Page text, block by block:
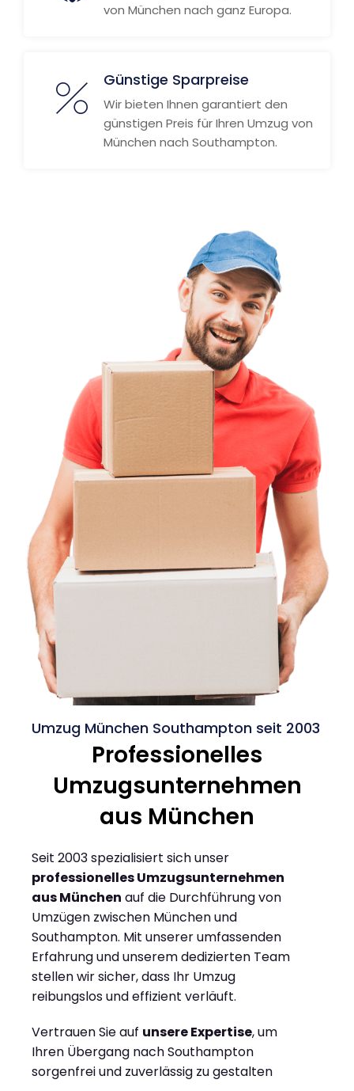
von München nach ganz Europa.
Günstige Sparpreise
Wir bieten Ihnen garantiert den
günstigen Preis für Ihren Umzug von
München nach Southampton.
Umzug München Southampton seit 2003
Professionelles
Umzugsunternehmen
aus München
Seit 2003 spezialisiert sich unser
professionelles Umzugsunternehmen
aus München auf die Durchführung von
Umzügen zwischen München und
Southampton. Mit unserer umfassenden
Erfahrung und unserem dedizierten Team
stellen wir sicher, dass Ihr Umzug
reibungslos und effizient verläuft.
Vertrauen Sie auf unsere Expertise, um
Ihren Übergang nach Southampton
sorgenfrei und zuverlässig zu gestalten